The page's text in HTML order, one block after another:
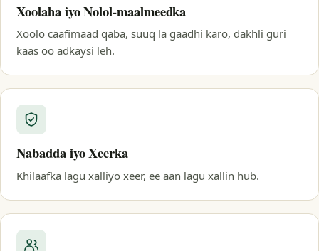
Xoolaha iyo Nolol-maalmeedka
Xoolo caafimaad qaba, suuq la gaadhi karo, dakhli guri
kaas oo adkaysi leh.
Nabadda iyo Xeerka
Khilaafka lagu xalliyo xeer, ee aan lagu xallin hub.